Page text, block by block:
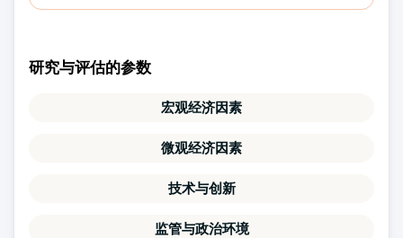
研究与评估的参数
宏观经济因素
微观经济因素
技术与创新
监管与政治环境